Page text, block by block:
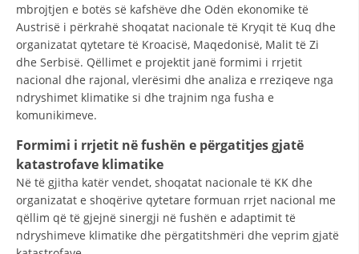
DREJTA NDERKOMBETARE HUMANITARE
PROMOVIMI I VLERAVE HUMANE
SOCIALO-HUMANITARE
PËRGATITSHMËRI DHE VEPRIM GJATË KATASTROFAVE
EKIPE PËRGJIGJE DISASTER
STACIONIN E UJIT SHPËTIMIT – VODNO
mbrojtjen e botës së kafshëve dhe Odën ekonomike të
Austrisë i përkrahë shoqatat nacionale të Kryqit të Kuq dhe
organizatat qytetare të Kroacisë, Maqedonisë, Malit të Zi
dhe Serbisë. Qëllimet e projektit janë formimi i rrjetit
nacional dhe rajonal, vlerësimi dhe analiza e rreziqeve nga
ndryshimet klimatike si dhe trajnim nga fusha e
komunikimeve.
Formimi i rrjetit në fushën e përgatitjes gjatë
katastrofave klimatike
Në të gjitha katër vendet, shoqatat nacionale të KK dhe
organizatat e shoqërive qytetare formuan rrjet nacional me
qëllim që të gjejnë sinergji në fushën e adaptimit të
ndryshimeve klimatike dhe përgatitshmëri dhe veprim gjatë